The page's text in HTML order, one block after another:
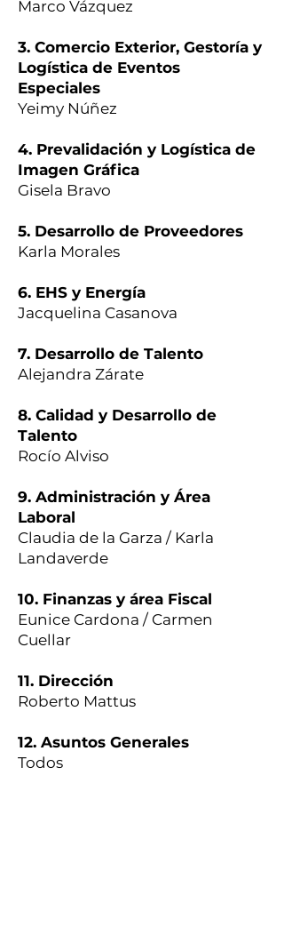
Marco Vázquez
3. Comercio Exterior, Gestoría y
Logística de Eventos
Especiales
Yeimy Núñez
4. Prevalidación y Logística de
Imagen Gráfica
Gisela Bravo
5. Desarrollo de Proveedores
Karla Morales
6. EHS y Energía
Jacquelina Casanova
7. Desarrollo de Talento
Alejandra Zárate
8. Calidad y Desarrollo de
Talento
Rocío Alviso
9. Administración y Área
Laboral
Claudia de la Garza / Karla
Landaverde
10. Finanzas y área Fiscal
Eunice Cardona / Carmen
Cuellar
11. Dirección
Roberto Mattus
12. Asuntos Generales
Todos